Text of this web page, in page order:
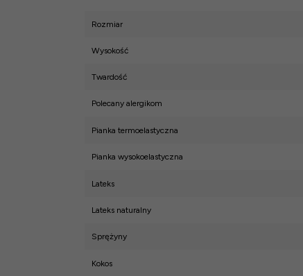
Rozmiar
Wysokość
Twardość
Polecany alergikom
Pianka termoelastyczna
Pianka wysokoelastyczna
Lateks
Lateks naturalny
Sprężyny
Kokos